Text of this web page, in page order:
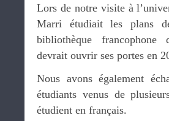
Lors de notre visite à
Marri étudiait les plans
bibliothèque
devrait ouvrir ses portes en
Nous avons également
étudiants venus de
étudient en français.